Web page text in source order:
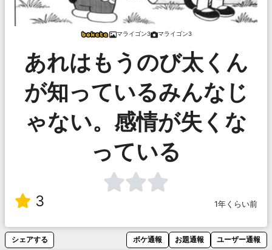
マライゴン3 マライゴン3
あれはもうのび太くん
が知っているみんなじ
ゃない。感情が失くな
っている
3 1年くらい前
シェアする ボケ通報 お題通報 ユーザー通報